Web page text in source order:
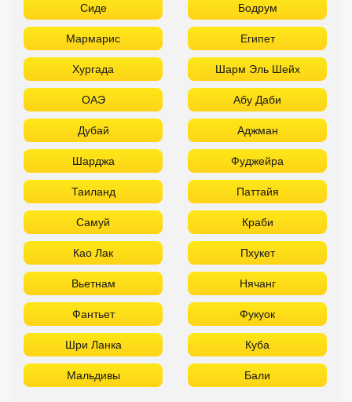
Сиде Бодрум
Мармарис Египет
Хургада Шарм Эль Шейх
ОАЭ Абу Даби
Дубай Аджман
Шарджа Фуджейра
Таиланд Паттайя
Самуй Краби
Као Лак Пхукет
Вьетнам Нячанг
Фантьет Фукуок
Шри Ланка Куба
Мальдивы Бали